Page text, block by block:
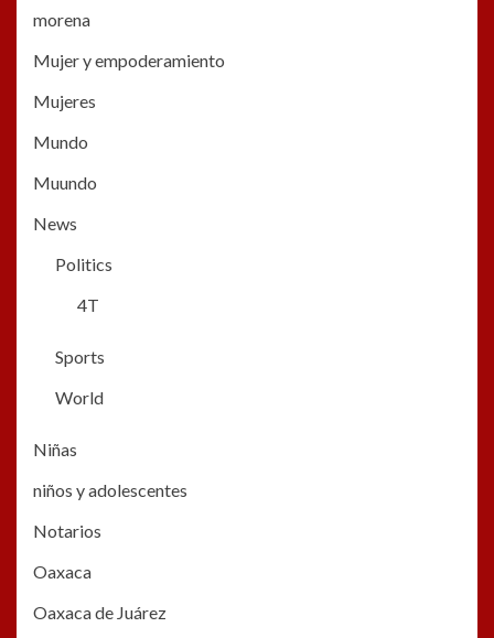
morena
Mujer y empoderamiento
Mujeres
Mundo
Muundo
News
Politics
4T
Sports
World
Niñas
niños y adolescentes
Notarios
Oaxaca
Oaxaca de Juárez